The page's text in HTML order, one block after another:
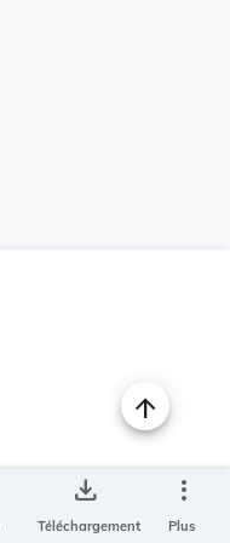
save_alt
Téléchargement
more_vert
Plus